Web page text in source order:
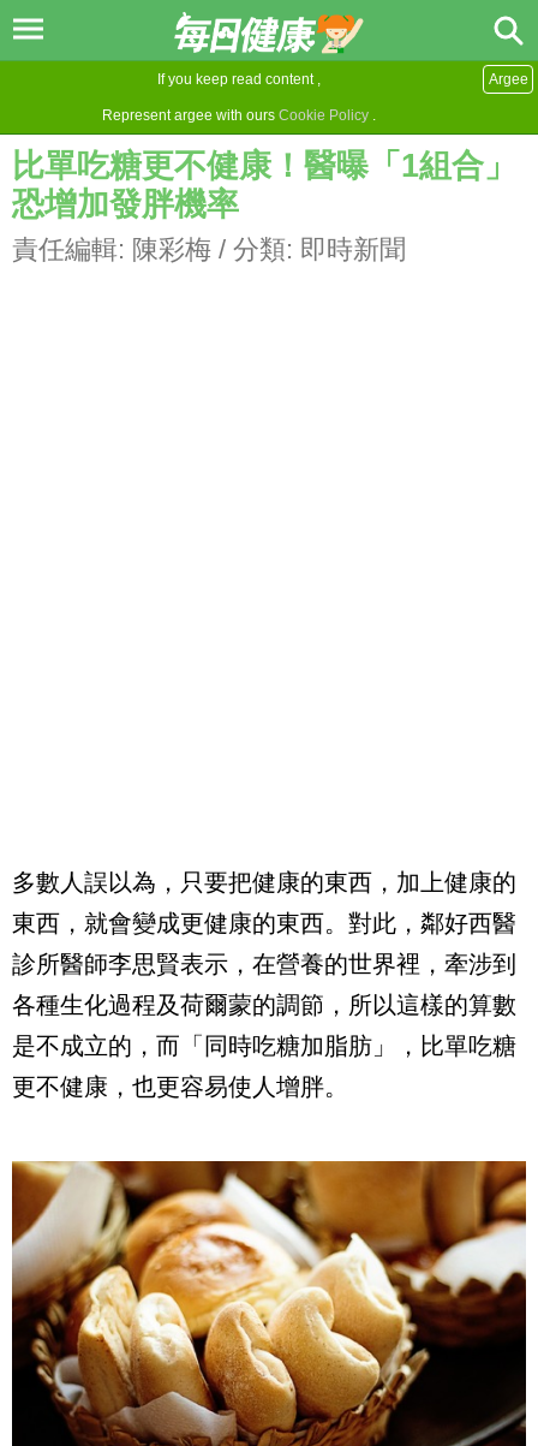
If you keep read content ,
Represent argee with ours Cookie Policy .
Argee
比單吃糖更不健康！醫曝「1組合」
恐增加發胖機率
責任編輯: 陳彩梅 / 分類: 即時新聞
多數人誤以為，只要把健康的東西，加上健康的
東西，就會變成更健康的東西。對此，鄰好西醫
診所醫師李思賢表示，在營養的世界裡，牽涉到
各種生化過程及荷爾蒙的調節，所以這樣的算數
是不成立的，而「同時吃糖加脂肪」，比單吃糖
更不健康，也更容易使人增胖。